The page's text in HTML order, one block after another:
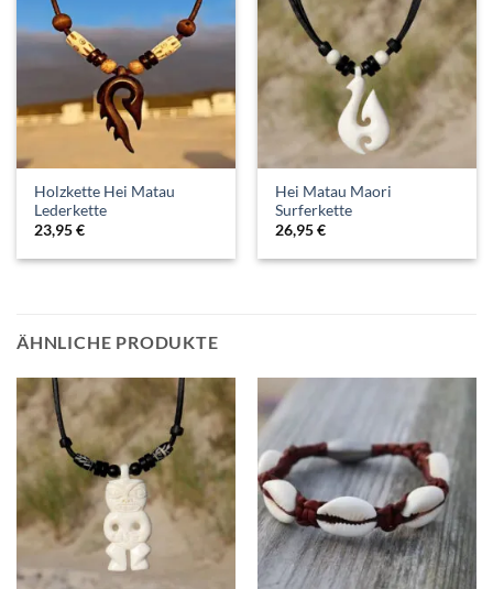
Holzkette Hei Matau
Lederkette
23,95€
Hei Matau Maori
Surferkette
26,95€
ÄHNLICHE PRODUKTE